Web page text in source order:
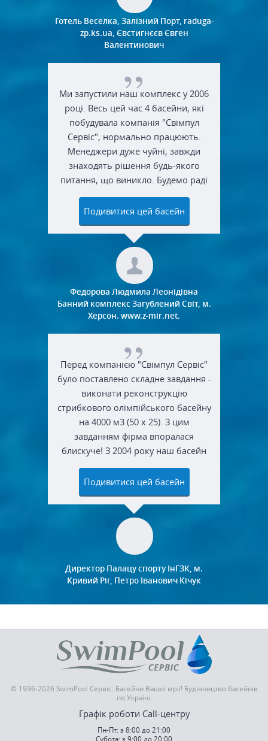
Готель Веселка, Залізний Порт, raduga-
zp.ks.ua, Євстигнєєв Євген
Валентинович
Ми запустили наш комплекс у 2006
році. Весь цей час 4 басейни, які
побудувала компанія "Свімпул
Сервіс", нормально працюють.
Менеджери дуже чуйні, завжди
знаходять рішення будь-якого
питання, що виникло. Будемо раді
співпрацювати й надалі.
Подивитися цей басейн
Федорова Людмила Леонідівна
Банний комплекс Загублений Світ, м.
Херсон. www.z-mir.net.
Перед компанією "Свімпул Сервіс"
було поставлено складне завдання -
виконати реконструкцію
стрибкового олімпійського басейну
на 4000 м3 (50 х 25). З цим
завданням фірма впоралася
блискуче! З 2004 року наш басейн
відмінно працює й оздоровлює всіх
охочих. Бажаю всім будівельникам і
керівництву довгих років життя і
процвітання.
Подивитися цей басейн
Директор Палацу спорту ІнГЗК, м.
Кривий Ріг, Петро Іванович Кічук
© 1996-2026 SwimPool Сервіс: Басейни Вашої мрії! Будівництво басейнів
по Україні.
Графік роботи Call-центру
Пн-Пт: з 8:00 до 21:00
Субота: з 9:00 до 20:00